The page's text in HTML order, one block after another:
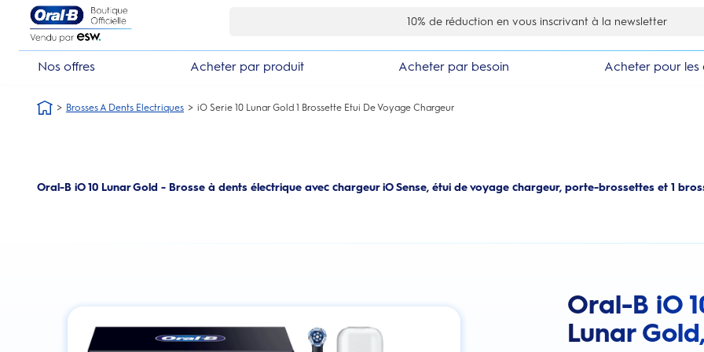
Skip Navigation1
10% de réduction en vous inscrivant à la newsletter
Nos offres Acheter par produit Acheter par besoin Acheter pour les
Brosses A Dents Electriques iO Serie 10 Lunar Gold 1 Brossette Etui De Voyage Chargeur
Oral-B iO 10 Lunar Gold - Brosse à dents électrique avec chargeur iO Sense, étui de voyage chargeur, porte-brossettes et 1
Oral-B iO
Lunar
this action will scroll you to the